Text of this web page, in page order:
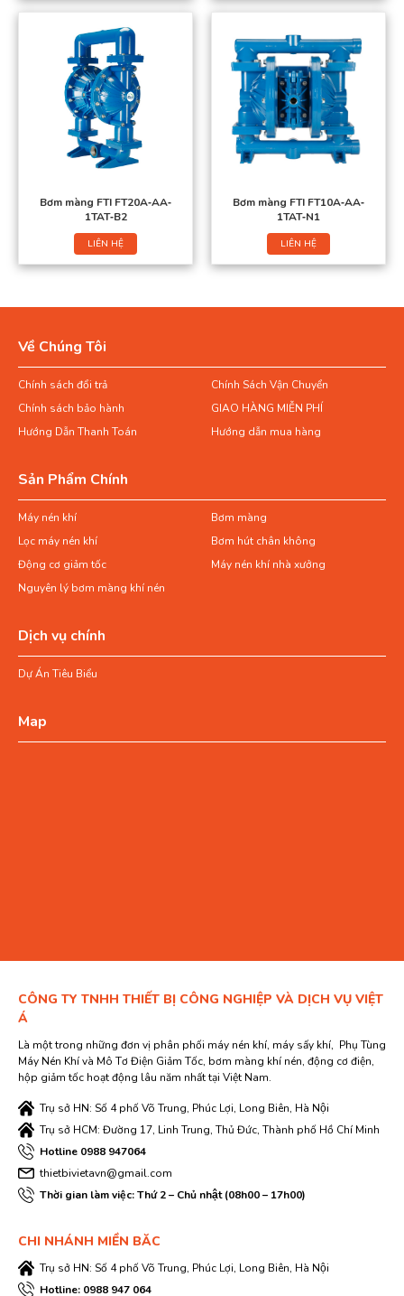
Bơm màng FTI FT20A‐AA‐
1TAT‐B2
LIÊN HỆ
Bơm màng FTI FT10A‐AA‐
1TAT‐N1
LIÊN HỆ
Về Chúng Tôi
Chính sách đổi trả
Chính Sách Vận Chuyển
Chính sách bảo hành
GIAO HÀNG MIỄN PHÍ
Hướng Dẫn Thanh Toán
Hướng dẫn mua hàng
Sản Phẩm Chính
Máy nén khí
Bơm màng
Lọc máy nén khí
Bơm hút chân không
Động cơ giảm tốc
Máy nén khí nhà xưởng
Nguyên lý bơm màng khí nén
Dịch vụ chính
Dự Án Tiêu Biểu
Map
CÔNG TY TNHH THIẾT BỊ CÔNG NGHIỆP VÀ DỊCH VỤ VIỆT
Á
Là một trong những đơn vị phân phối máy nén khí, máy sấy khí, Phụ Tùng
Máy Nén Khí và Mô Tơ Điện Giảm Tốc, bơm màng khí nén, động cơ điện,
hộp giảm tốc hoạt động lâu năm nhất tại Việt Nam.
Trụ sở HN: Số 4 phố Võ Trung, Phúc Lợi, Long Biên, Hà Nội
Trụ sở HCM: Đường 17, Linh Trung, Thủ Đức, Thành phố Hồ Chí Minh
Hotline 0988 947064
thietbivietavn@gmail.com
Thời gian làm việc: Thứ 2 – Chủ nhật (08h00 – 17h00)
CHI NHÁNH MIỀN BĂC
Trụ sở HN: Số 4 phố Võ Trung, Phúc Lợi, Long Biên, Hà Nội
Hotline: 0988 947 064